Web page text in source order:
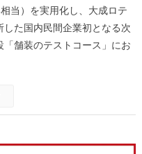
当）を実用化し、大成ロテ
した国内民間企業初となる次
「舗装のテストコース」にお